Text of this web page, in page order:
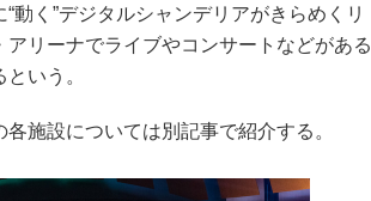
く”デジタルシャンデリアがきらめくリ
リーナでライブやコンサートなどがある
いう。
施設については別記事で紹介する。